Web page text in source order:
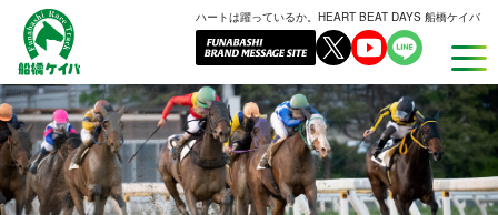
船
橋
ケ
ハートは躍っているか。HEART BEAT DAYS 船橋ケイバ